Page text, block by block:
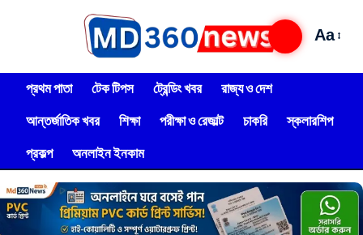
Aa
প্রথম পাতা টেক টিপস ট্রেন্ডিং খবর
রাজ্য ও দেশ
আন্তর্জাতিক খবর
শিক্ষা পরীক্ষা ও রেজাল্ট চাকরি
স্কলারশিপ
প্রকল্প
অনলাইন ইনকাম